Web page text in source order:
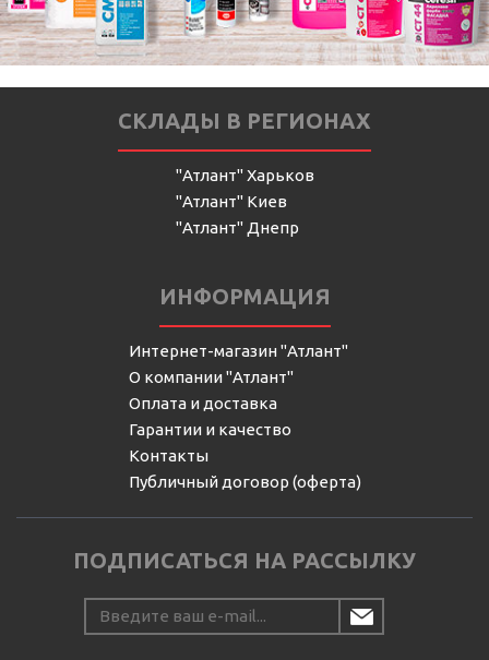
СКЛАДЫ В РЕГИОНАХ
"Атлант" Харьков
"Атлант" Киев
"Атлант" Днепр
ИНФОРМАЦИЯ
Интернет-магазин "Атлант"
О компании "Атлант"
Оплата и доставка
Гарантии и качество
Контакты
Публичный договор (оферта)
ПОДПИСАТЬСЯ НА РАССЫЛКУ